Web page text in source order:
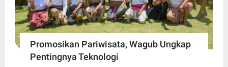
Promosikan Pariwisata, Wagub Ungkap
Pentingnya Teknologi